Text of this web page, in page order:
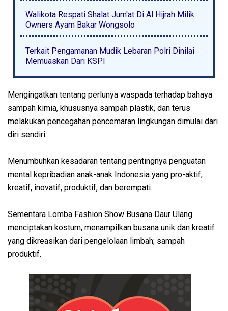
Walikota Respati Shalat Jum'at Di Al Hijrah Milik
Owners Ayam Bakar Wongsolo
Terkait Pengamanan Mudik Lebaran Polri Dinilai
Memuaskan Dari KSPI
Mengingatkan tentang perlunya waspada terhadap bahaya
sampah kimia, khususnya sampah plastik, dan terus
melakukan pencegahan pencemaran lingkungan dimulai dari
diri sendiri.
Menumbuhkan kesadaran tentang pentingnya penguatan
mental kepribadian anak-anak Indonesia yang pro-aktif,
kreatif, inovatif, produktif, dan berempati.
Sementara Lomba Fashion Show Busana Daur Ulang
menciptakan kostum, menampilkan busana unik dan kreatif
yang dikreasikan dari pengelolaan limbah; sampah
produktif.